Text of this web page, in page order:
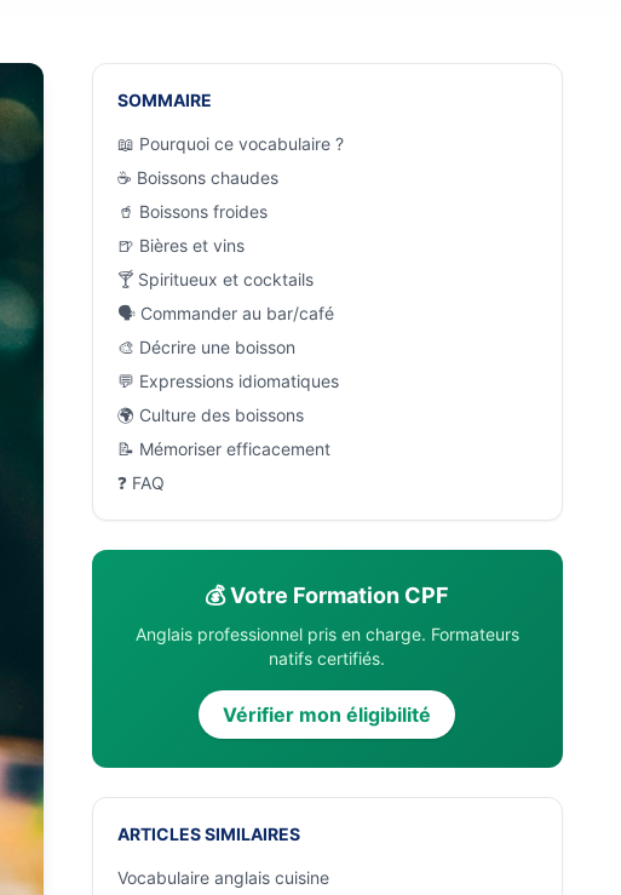
SOMMAIRE
📖 Pourquoi ce vocabulaire ?
☕ Boissons chaudes
🥤 Boissons froides
🍺 Bières et vins
🍸 Spiritueux et cocktails
🗣️ Commander au bar/café
🎨 Décrire une boisson
💬 Expressions idiomatiques
🌍 Culture des boissons
📝 Mémoriser efficacement
❓ FAQ
💰 Votre Formation CPF
Anglais professionnel pris en charge. Formateurs
natifs certifiés.
Vérifier mon éligibilité
ARTICLES SIMILAIRES
Vocabulaire anglais cuisine